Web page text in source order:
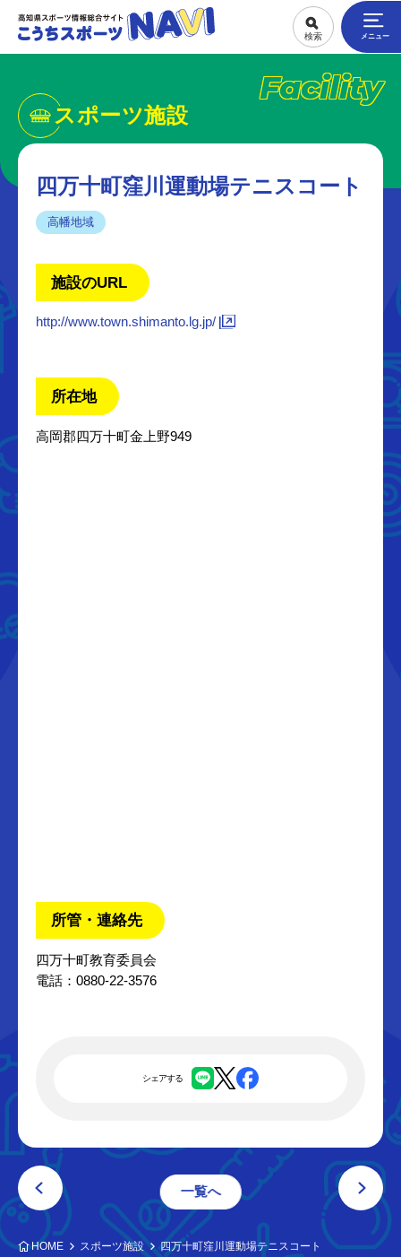
Facility
スポーツ施設
四万十町窪川運動場テニスコート
高幡地域
施設のURL
http://www.town.shimanto.lg.jp/
所在地
高岡郡四万十町金上野949
所管・連絡先
四万十町教育委員会
電話：0880-22-3576
シェアする
一覧へ
HOME スポーツ施設 四万十町窪川運動場テニスコート